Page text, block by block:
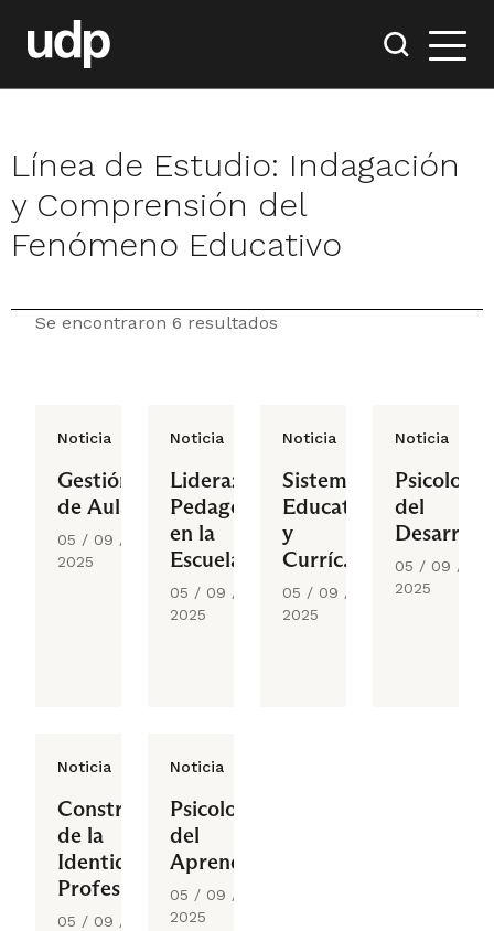
Línea de Estudio: Indagación
y Comprensión del
Fenómeno Educativo
Se encontraron 6 resultados
Noticia
Gestión
de Aula
05 / 09 /
2025
Noticia
Liderazgo
Pedagógico
en la
Escuela
05 / 09 /
2025
Noticia
Sistema
Educativo
y
Currículum
Escolar
05 / 09 /
2025
Noticia
Psicología
del
Desarrollo
05 / 09 /
2025
Noticia
Construcción
de la
Identidad
Profesional
Docente
05 / 09 /
Noticia
Psicología
del
Aprendizaje
05 / 09 /
2025